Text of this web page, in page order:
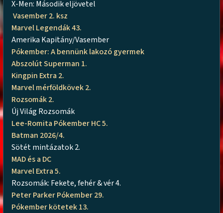
X-Men: Második eljövetel
Vasember 2. ksz
Marvel Legendák 43.
Amerika Kapitány/Vasember
Pókember: A bennünk lakozó gyermek
Abszolút Superman 1.
Kingpin Extra 2.
Marvel mérföldkövek 2.
Rozsomák 2.
Új Világ Rozsomák
Lee-Romita Pókember HC 5.
Batman 2026/4.
Sötét mintázatok 2.
MAD és a DC
Marvel Extra 5.
Rozsomák: Fekete, fehér & vér 4.
Peter Parker Pókember 29.
Pókember kötetek 13.